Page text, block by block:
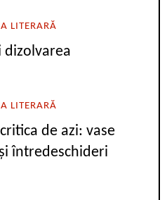
LITERARĂ
dizolvarea
LITERARĂ
de azi: vase
întredeschideri